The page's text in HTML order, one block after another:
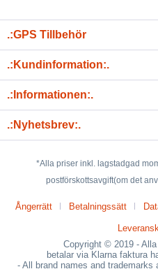
.:GPS Tillbehör
.:Kundinformation:.
.:Informationen:.
.:Nyhetsbrev:.
*Alla priser inkl. lagstadgad
postförskottsavgift(om det
Ångerrätt Betalningssätt
Copyright © 2019 -
betalar via Klarna faktura
- All brand names and